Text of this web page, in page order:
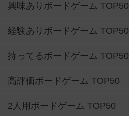
興味ありボードゲーム TOP50
経験ありボードゲーム TOP50
持ってるボードゲーム TOP50
高評価ボードゲーム TOP50
2人用ボードゲーム TOP50